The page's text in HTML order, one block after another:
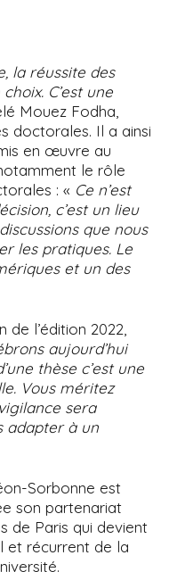
la réussite des
C’est une
Mouez Fodha,
doctorales. Il a ainsi
en œuvre au
le rôle
: « Ce n’est
c’est un lieu
que nous
les pratiques. Le
et un des
l’édition 2022,
aujourd’hui
thèse c’est une
Vous méritez
sera
adapter à un
Sorbonne est
son partenariat
de Paris qui devient
et récurrent de la